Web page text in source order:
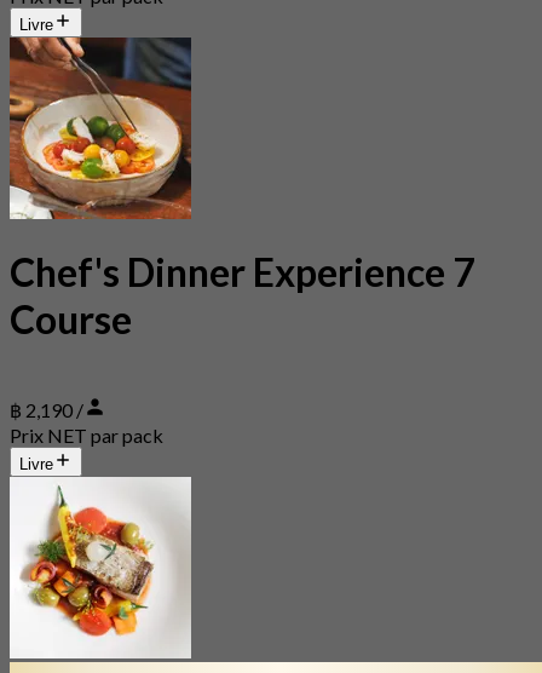
Livre
Chef's Dinner Experience 7
Course
฿ 2,190 /
Prix NET par pack
Livre